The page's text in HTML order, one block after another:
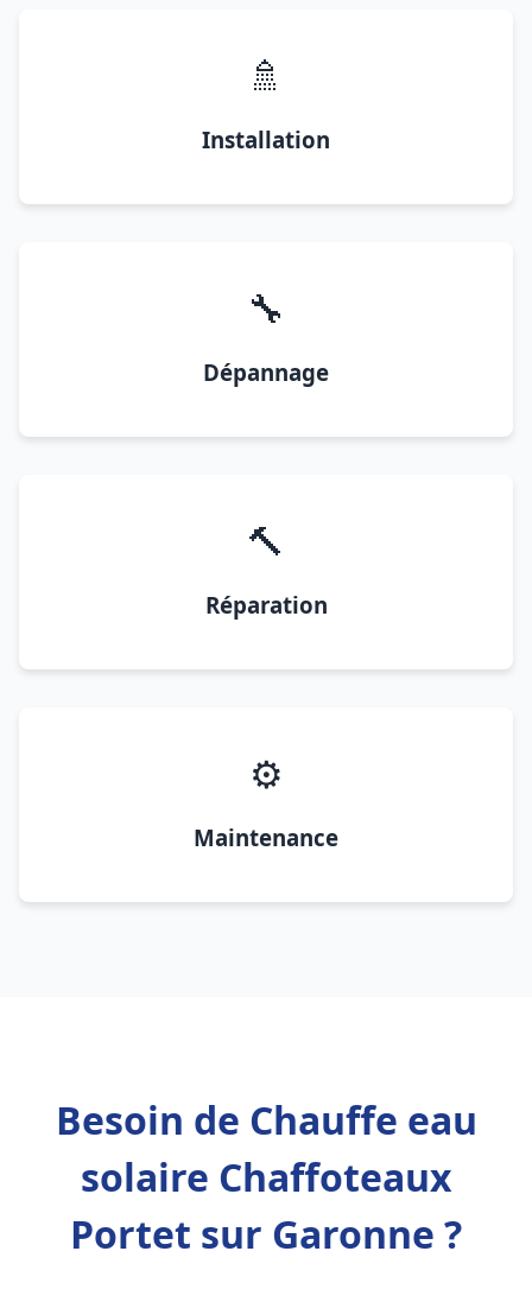
🚿
Installation
🔧
Dépannage
🔨
Réparation
⚙️
Maintenance
Besoin de Chauffe eau
solaire Chaffoteaux
Portet sur Garonne ?